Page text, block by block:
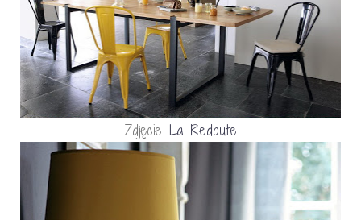
Zdjęcie La Redoute